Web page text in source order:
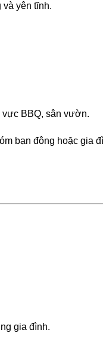
và yên tĩnh.
vực BBQ, sân vườn.
bạn đông hoặc gia
gia đình.